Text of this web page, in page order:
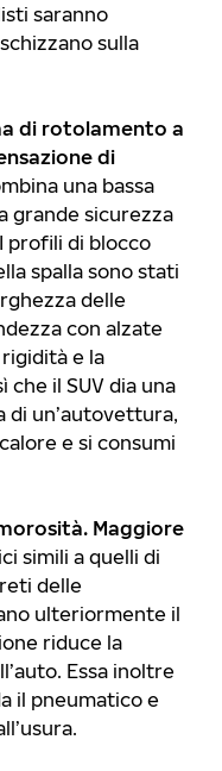
saranno
sulla
di rotolamento a
di
una bassa
grande sicurezza
profili di blocco
spalla sono stati
delle
con alzate
e la
il SUV dia una
di un’autovettura,
e si consumi
Maggiore
simili a quelli di
delle
ulteriormente il
riduce la
Essa inoltre
il pneumatico e